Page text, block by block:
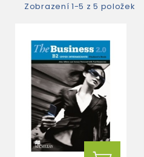
Zobrazení 1-5 z 5 položek